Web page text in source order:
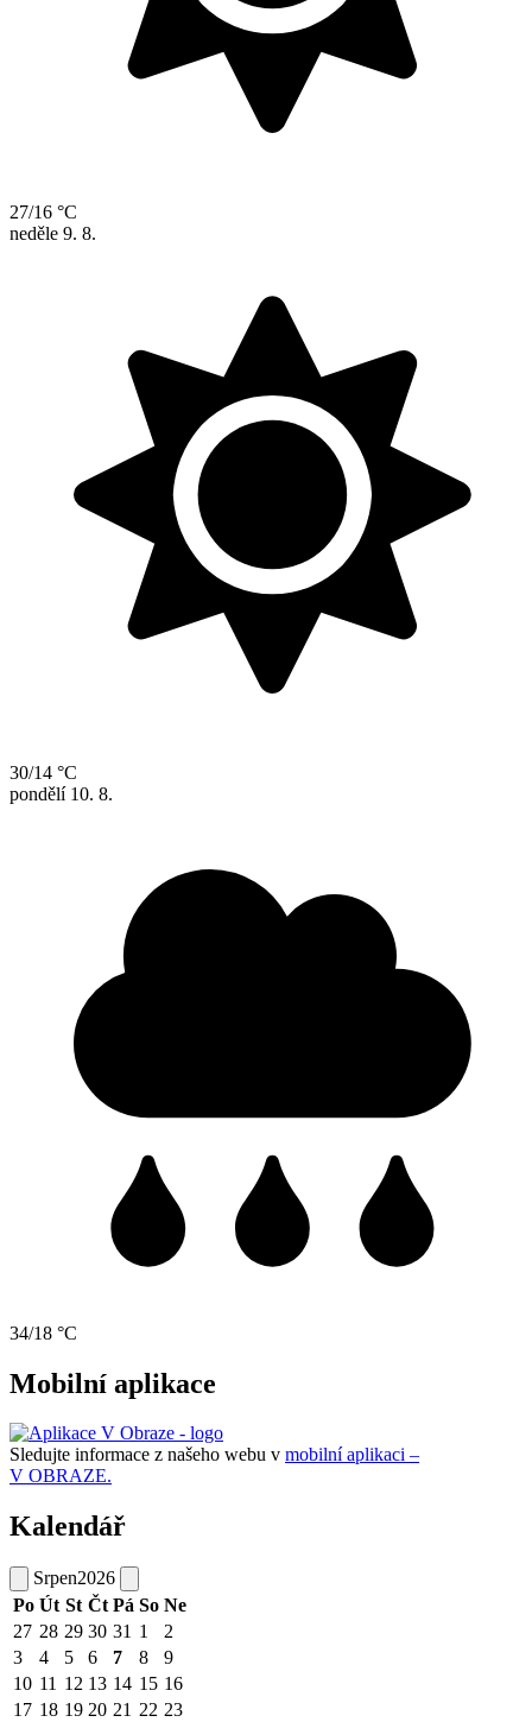
27/16 °C
neděle 9. 8.
30/14 °C
pondělí 10. 8.
34/18 °C
Mobilní aplikace
Sledujte informace z našeho webu v mobilní aplikaci –
V OBRAZE.
Kalendář
Srpen2026
Po Út St Čt Pá So Ne
27 28 29 30 31 1
2
3
4 5 6 7 8
9
10 11 12 13 14 15 16
17 18 19 20 21 22 23